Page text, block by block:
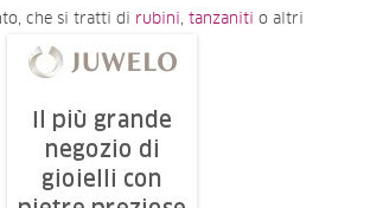
che si tratti di rubini, tanzaniti o altri